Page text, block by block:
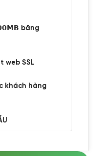
băng
web SSL
khách hàng